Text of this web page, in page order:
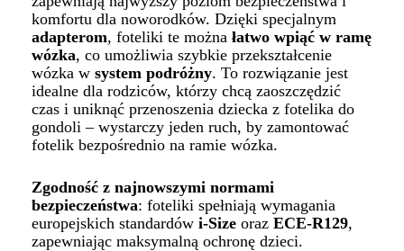
komfortu dla noworodków. Dzięki specjalnym
adapterom, foteliki te można łatwo wpiąć w ramę
wózka, co umożliwia szybkie przekształcenie
wózka w system podróżny. To rozwiązanie jest
idealne dla rodziców, którzy chcą zaoszczędzić
czas i uniknąć przenoszenia dziecka z fotelika do
gondoli – wystarczy jeden ruch, by zamontować
fotelik bezpośrednio na ramie wózka.
Zgodność z najnowszymi normami
bezpieczeństwa: foteliki spełniają wymagania
europejskich standardów i-Size oraz ECE-R129,
zapewniając maksymalną ochronę dzieci.